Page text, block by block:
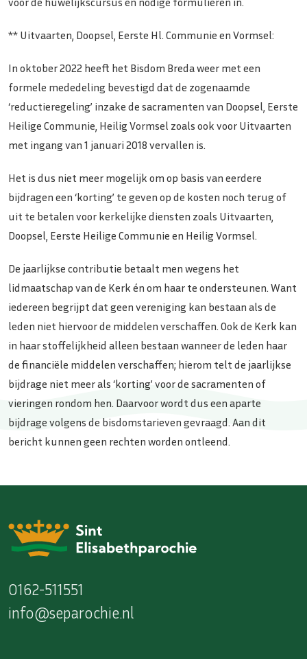
** Uitvaarten, Doopsel, Eerste Hl. Communie en Vormsel:
In oktober 2022 heeft het Bisdom Breda weer met een
formele mededeling bevestigd dat de zogenaamde
‘reductieregeling’ inzake de sacramenten van Doopsel, Eerste
Heilige Communie, Heilig Vormsel zoals ook voor Uitvaarten
met ingang van 1 januari 2018 vervallen is.
Het is dus niet meer mogelijk om op basis van eerdere
bijdragen een ‘korting’ te geven op de kosten noch terug of
uit te betalen voor kerkelijke diensten zoals Uitvaarten,
Doopsel, Eerste Heilige Communie en Heilig Vormsel.
De jaarlijkse contributie betaalt men wegens het
lidmaatschap van de Kerk én om haar te ondersteunen. Want
iedereen begrijpt dat geen vereniging kan bestaan als de
leden niet hiervoor de middelen verschaffen. Ook de Kerk kan
in haar stoffelijkheid alleen bestaan wanneer de leden haar
de financiële middelen verschaffen; hierom telt de jaarlijkse
bijdrage niet meer als ‘korting’ voor de sacramenten of
vieringen rondom hen. Daarvoor wordt dus een aparte
bijdrage volgens de bisdomstarieven gevraagd. Aan dit
bericht kunnen geen rechten worden ontleend.
0162-511551
info@separochie.nl